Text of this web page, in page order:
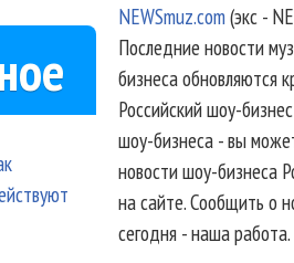
NEWSmuz.com(экс -
Последние новости
бизнеса обновляются
Российский шоу-
шоу-бизнеса - вы
новости шоу-бизнеса
на сайте. Сообщить о
сегодня - наша работа.